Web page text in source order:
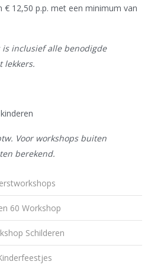
€ 12,50 p.p. met een minimum van
inclusief alle benodigde
lekkers.
Voor workshops buiten
berekend.
60 Workshop
Schilderen